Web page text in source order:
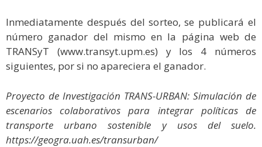
Inmediatamente después del sorteo, se publicará el
número ganador del mismo en la página web de
TRANSyT (www.transyt.upm.es) y los 4 números
siguientes, por si no apareciera el ganador.
Proyecto de Investigación TRANS-URBAN: Simulación de
escenarios colaborativos para integrar políticas de
transporte urbano sostenible y usos del suelo.
https://geogra.uah.es/transurban/